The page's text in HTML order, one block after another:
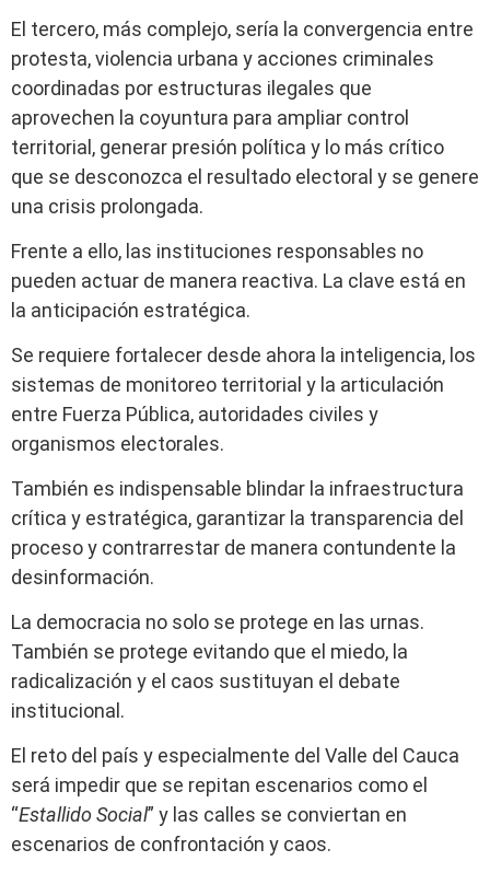
El tercero, más complejo, sería la convergencia entre
protesta, violencia urbana y acciones criminales
coordinadas por estructuras ilegales que
aprovechen la coyuntura para ampliar control
territorial, generar presión política y lo más crítico
que se desconozca el resultado electoral y se genere
una crisis prolongada.
Frente a ello, las instituciones responsables no
pueden actuar de manera reactiva. La clave está en
la anticipación estratégica.
Se requiere fortalecer desde ahora la inteligencia, los
sistemas de monitoreo territorial y la articulación
entre Fuerza Pública, autoridades civiles y
organismos electorales.
También es indispensable blindar la infraestructura
crítica y estratégica, garantizar la transparencia del
proceso y contrarrestar de manera contundente la
desinformación.
La democracia no solo se protege en las urnas.
También se protege evitando que el miedo, la
radicalización y el caos sustituyan el debate
institucional.
El reto del país y especialmente del Valle del Cauca
será impedir que se repitan escenarios como el
“Estallido Social” y las calles se conviertan en
escenarios de confrontación y caos.